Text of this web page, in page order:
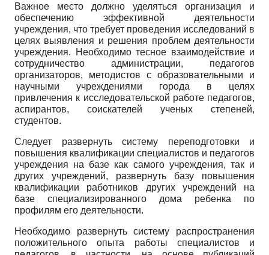
Важное место должно уделяться организация и
обеспечению эффективной деятельности
учреждения, что требует проведения исследований в
целях выявления и решения проблем деятельности
учреждения. Необходимо тесное взаимодействие и
сотрудничество администрации, педагогов
организаторов, методистов с образовательными и
научными учреждениями города в целях
привлечения к исследовательской работе педагогов,
аспирантов, соискателей ученых степеней,
студентов.
Следует развернуть систему переподготовки и
повышения квалификации специалистов и педагогов
учреждения на базе как самого учреждения, так и
других учреждений, развернуть базу повышения
квалификации работников других учреждений на
базе специализированного дома ребенка по
профилям его деятельности.
Необходимо развернуть систему распространения
положительного опыта работы специалистов и